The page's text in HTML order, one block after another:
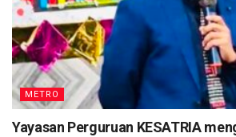
METRO
Yayasan Perguruan KESATRIA